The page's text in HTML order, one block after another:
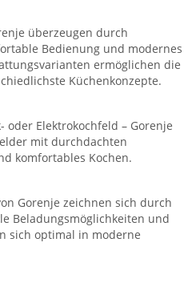
überzeugen durch
Bedienung und modernes
ermöglichen die
Küchenkonzepte.
oder Elektrokochfeld – Gorenje
mit durchdachten
komfortables Kochen.
Gorenje zeichnen sich durch
Beladungsmöglichkeiten und
sich optimal in moderne